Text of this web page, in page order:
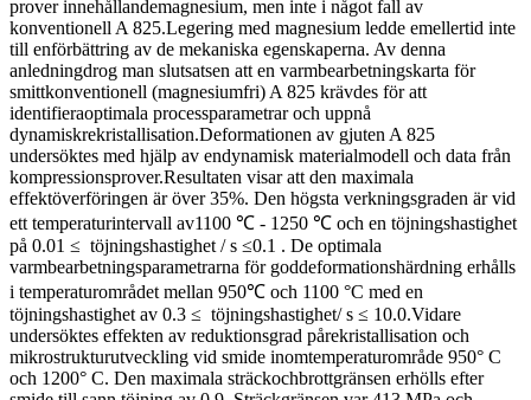
prover innehållandemagnesium, men inte i något fall av
konventionell A 825.Legering med magnesium ledde emellertid inte
till enförbättring av de mekaniska egenskaperna. Av denna
anledningdrog man slutsatsen att en varmbearbetningskarta för
smittkonventionell (magnesiumfri) A 825 krävdes för att
identifieraoptimala processparametrar och uppnå
dynamiskrekristallisation.Deformationen av gjuten A 825
undersöktes med hjälp av endynamisk materialmodell och data från
kompressionsprover.Resultaten visar att den maximala
effektöverföringen är över 35%. Den högsta verkningsgraden är vid
ett temperaturintervall av1100 ℃ - 1250 ℃ och en töjningshastighet
på 0.01 ≤ töjningshastighet / s ≤0.1 . De optimala
varmbearbetningsparametrarna för goddeformationshärdning erhålls
i temperaturområdet mellan 950℃ och 1100 °C med en
töjningshastighet av 0.3 ≤ töjningshastighet/ s ≤ 10.0.Vidare
undersöktes effekten av reduktionsgrad pårekristallisation och
mikrostrukturutveckling vid smide inomtemperaturområde 950° C
och 1200° C. Den maximala sträckochbrottgränsen erhölls efter